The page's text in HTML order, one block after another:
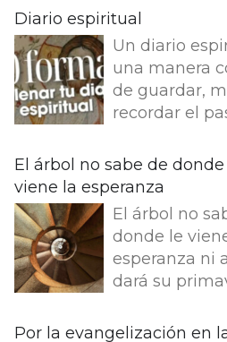
de entender lo
dice e
cosas que no
Leemos en el
Evangelio de
soy el buen
vida por las
Pero el
que no es
quien no
las ovejas, ve
lobo,
lobo hace
Diario espiritual
Un diario
una manera
de guardar,
recordar el
La memoria
fortalece la fe.
Presentamos
ideas para
tu Diario
Busca una
libreta y
más te gusta
El árbol no sabe de donde
viene la esperanza
El árbol no
donde le
esperanza ni
dará su
tronco
Por la evangelización en